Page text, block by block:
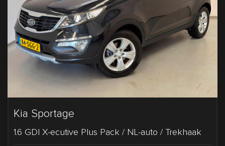
Kia Sportage
1.6 GDI X-ecutive Plus Pack / NL-auto / Trekhaak